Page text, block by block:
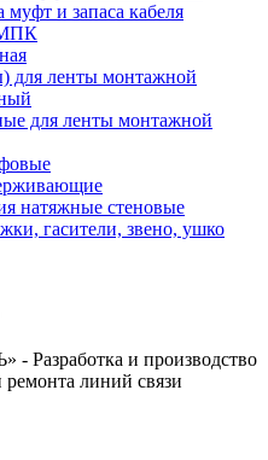
муфт и запаса кабеля
для ленты монтажной
для ленты монтажной
натяжные стеновые
гасители, звено, ушко
и производство
ремонта линий связи